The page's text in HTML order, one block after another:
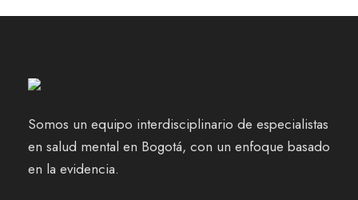
Somos un equipo interdisciplinario de especialistas
en salud mental en Bogotá, con un enfoque basado
en la evidencia.